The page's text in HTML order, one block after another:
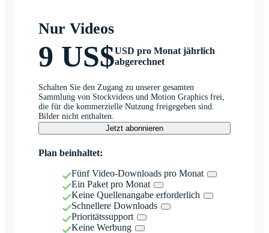
Nur Videos
9 US$USD pro Monat jährlich
abgerechnet
Schalten Sie den Zugang zu unserer gesamten
Sammlung von Stockvideos und Motion Graphics frei,
die für die kommerzielle Nutzung freigegeben sind.
Bilder nicht enthalten.
Jetzt abonnieren
Plan beinhaltet:
Fünf Video-Downloads pro Monat
Ein Paket pro Monat
Keine Quellenangabe erforderlich
Schnellere Downloads
Prioritätssupport
Keine Werbung